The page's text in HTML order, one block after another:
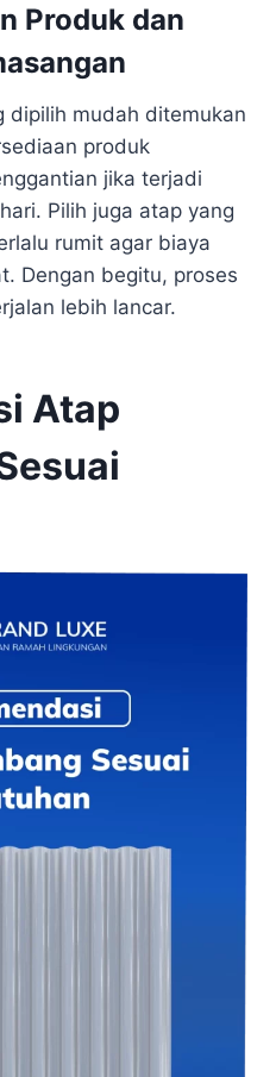
Produk dan
dipilih mudah ditemukan
produk
jika terjadi
Pilih juga atap yang
rumit agar biaya
Dengan begitu, proses
lebih lancar.
Atap